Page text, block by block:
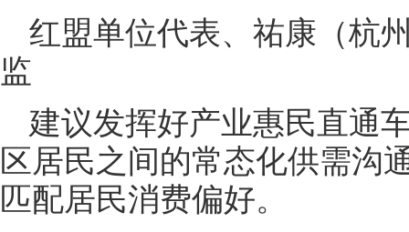
红盟单位代表、祐康（杭
监
建议发挥好产业惠民直通
区居民之间的常态化供需沟
匹配居民消费偏好。